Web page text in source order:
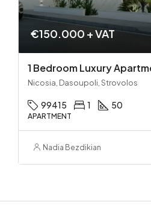
€150.000 + VAT
1 Bedroom Luxury
Nicosia, Dasoupoli, Strovolos
99415 1 50
APARTMENT
Nadia Bezdikian